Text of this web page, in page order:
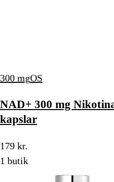
300 mgOS
NAD+ 300 mg
kapslar
179 kr.
1 butik